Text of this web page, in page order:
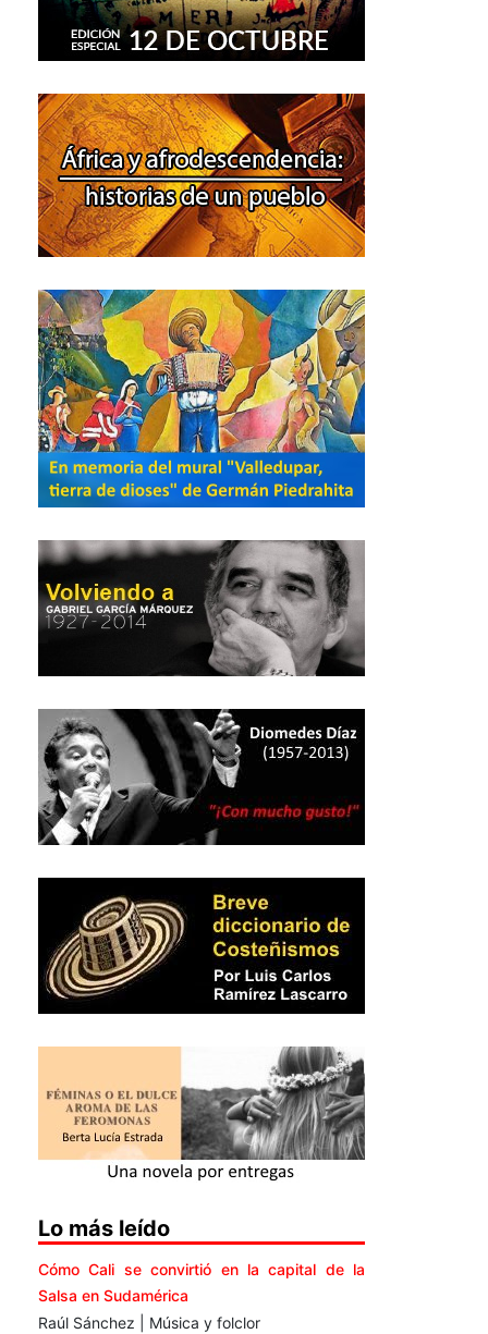
Lo más leído
Cómo Cali se convirtió en la capital de la
Salsa en Sudamérica
Raúl Sánchez | Música y folclor